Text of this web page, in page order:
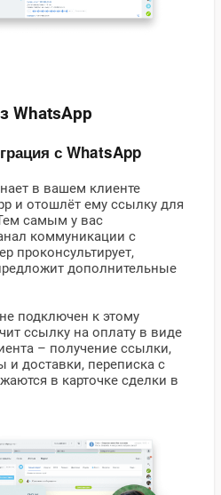
WhatsApp
с WhatsApp
в вашем клиенте
и отошлёт ему ссылку для
самым у вас
коммуникации с
проконсультирует,
дополнительные
подключен к этому
ссылку на оплату в виде
– получение ссылки,
и доставки, переписка с
в карточке сделки в